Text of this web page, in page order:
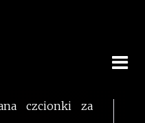
czcionki za